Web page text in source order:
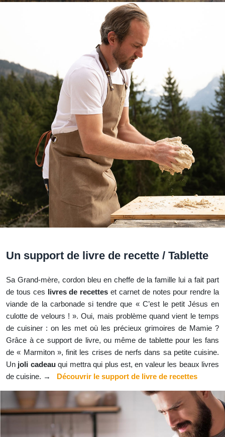
Un support de livre de recette / Tablette
Sa Grand-mère, cordon bleu en cheffe de la famille lui a fait part
de tous ces livres de recettes et carnet de notes pour rendre la
viande de la carbonade si tendre que « C’est le petit Jésus en
culotte de velours ! ». Oui, mais problème quand vient le temps
de cuisiner : on les met où les précieux grimoires de Mamie ?
Grâce à ce support de livre, ou même de tablette pour les fans
de « Marmiton », finit les crises de nerfs dans sa petite cuisine.
Un joli cadeauqui mettra qui plus est, en valeur les beaux livres
de cuisine. →
Découvrir le support de livre de recettes